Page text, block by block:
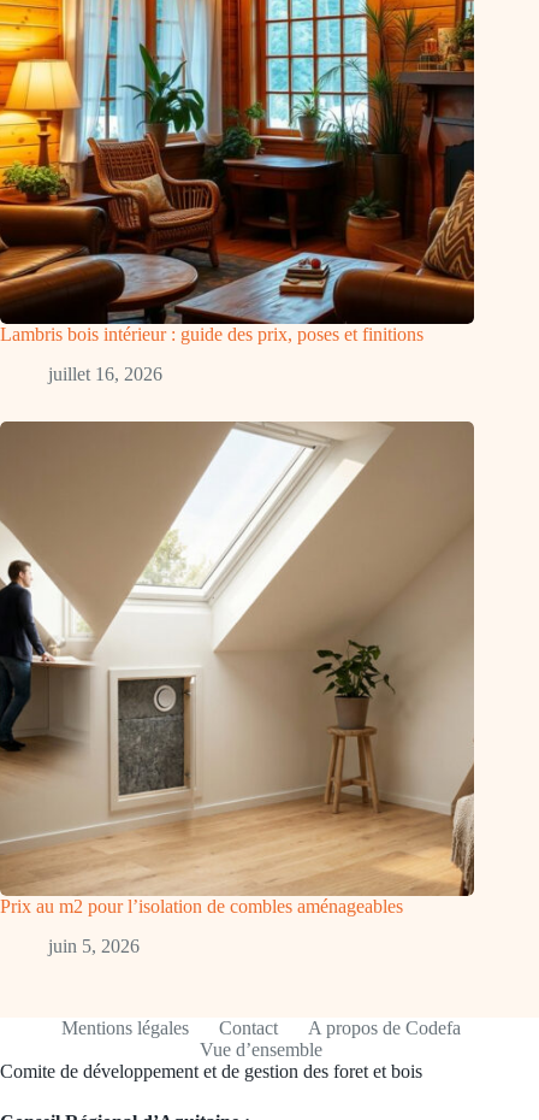
Lambris bois intérieur : guide des prix, poses et finitions
juillet 16, 2026
Prix au m2 pour l’isolation de combles aménageables
juin 5, 2026
Mentions légales Contact
A propos de Codefa
Vue d’ensemble
Comite de développement et de gestion des foret et bois